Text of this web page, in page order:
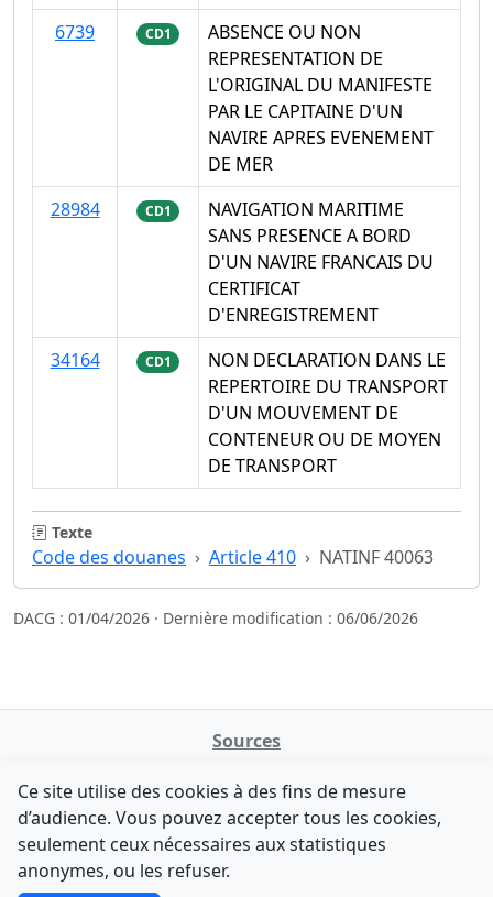
6739
CD1
ABSENCE OU NON
REPRESENTATION DE
L'ORIGINAL DU MANIFESTE
PAR LE CAPITAINE D'UN
NAVIRE APRES EVENEMENT
DE MER
28984
CD1
NAVIGATION MARITIME
SANS PRESENCE A BORD
D'UN NAVIRE FRANCAIS DU
CERTIFICAT
D'ENREGISTREMENT
34164
CD1
NON DECLARATION DANS LE
REPERTOIRE DU TRANSPORT
D'UN MOUVEMENT DE
CONTENEUR OU DE MOYEN
DE TRANSPORT
Texte
Code des douanes Article 410 NATINF 40063
DACG : 01/04/2026 · Dernière modification : 06/06/2026
Sources
data.gouv.fr
Legifrance - API
Contact
Comment avez-vous découvert NATINFo ?
Une courte réponse suffit (500 caractères max).
Ce site utilise des cookies à des fins de mesure
d’audience. Vous pouvez accepter tous les cookies,
seulement ceux nécessaires aux statistiques
anonymes, ou les refuser.